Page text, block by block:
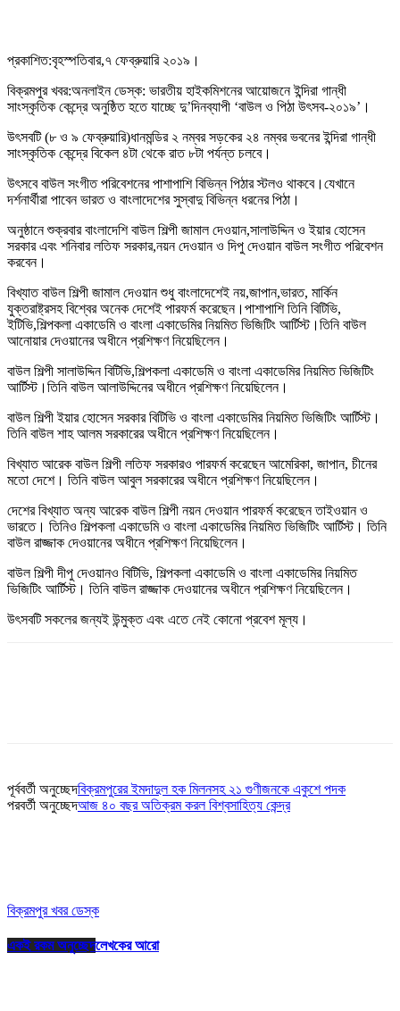
প্রকাশিত:বৃহস্পতিবার,৭ ফেব্রুয়ারি ২০১৯।
বিক্রমপুর খবর:অনলাইন ডেস্ক: ভারতীয় হাইকমিশনের আয়োজনে ইন্দিরা গান্ধী
সাংস্কৃতিক কেন্দ্রে অনুষ্ঠিত হতে যাচ্ছে দু’দিনব্যাপী ‘বাউল ও পিঠা উৎসব-২০১৯’।
উৎসবটি (৮ ও ৯ ফেব্রুয়ারি)ধানমন্ডির ২ নম্বর সড়কের ২৪ নম্বর ভবনের ইন্দিরা গান্ধী
সাংস্কৃতিক কেন্দ্রে বিকেল ৪টা থেকে রাত ৮টা পর্যন্ত চলবে।
উৎসবে বাউল সংগীত পরিবেশনের পাশাপাশি বিভিন্ন পিঠার স্টলও থাকবে।যেখানে
দর্শনার্থীরা পাবেন ভারত ও বাংলাদেশের সুস্বাদু বিভিন্ন ধরনের পিঠা।
অনুষ্ঠানে শুক্রবার বাংলাদেশি বাউল শিল্পী জামাল দেওয়ান,সালাউদ্দিন ও ইয়ার হোসেন
সরকার এবং শনিবার লতিফ সরকার,নয়ন দেওয়ান ও দিপু দেওয়ান বাউল সংগীত পরিবেশন
করবেন।
বিখ্যাত বাউল শিল্পী জামাল দেওয়ান শুধু বাংলাদেশেই নয়,জাপান,ভারত, মার্কিন
যুক্তরাষ্ট্রসহ বিশ্বের অনেক দেশেই পারফর্ম করেছেন।পাশাপাশি তিনি বিটিভি,
ইটিভি,শিল্পকলা একাডেমি ও বাংলা একাডেমির নিয়মিত ভিজিটিং আর্টিস্ট।তিনি বাউল
আনোয়ার দেওয়ানের অধীনে প্রশিক্ষণ নিয়েছিলেন।
বাউল শিল্পী সালাউদ্দিন বিটিভি,শিল্পকলা একাডেমি ও বাংলা একাডেমির নিয়মিত ভিজিটিং
আর্টিস্ট।তিনি বাউল আলাউদ্দিনের অধীনে প্রশিক্ষণ নিয়েছিলেন।
বাউল শিল্পী ইয়ার হোসেন সরকার বিটিভি ও বাংলা একাডেমির নিয়মিত ভিজিটিং আর্টিস্ট।
তিনি বাউল শাহ আলম সরকারের অধীনে প্রশিক্ষণ নিয়েছিলেন।
বিখ্যাত আরেক বাউল শিল্পী লতিফ সরকারও পারফর্ম করেছেন আমেরিকা, জাপান, চীনের
মতো দেশে। তিনি বাউল আবুল সরকারের অধীনে প্রশিক্ষণ নিয়েছিলেন।
দেশের বিখ্যাত অন্য আরেক বাউল শিল্পী নয়ন দেওয়ান পারফর্ম করেছেন তাইওয়ান ও
ভারতে। তিনিও শিল্পকলা একাডেমি ও বাংলা একাডেমির নিয়মিত ভিজিটিং আর্টিস্ট। তিনি
বাউল রাজ্জাক দেওয়ানের অধীনে প্রশিক্ষণ নিয়েছিলেন।
বাউল শিল্পী দীপু দেওয়ানও বিটিভি, শিল্পকলা একাডেমি ও বাংলা একাডেমির নিয়মিত
ভিজিটিং আর্টিস্ট। তিনি বাউল রাজ্জাক দেওয়ানের অধীনে প্রশিক্ষণ নিয়েছিলেন।
উৎসবটি সকলের জন্যই উন্মুক্ত এবং এতে নেই কোনো প্রবেশ মূল্য।
পূর্ববর্তী অনুচ্ছেদবিক্রমপুরের ইমদাদুল হক মিলনসহ ২১ গুণীজনকে একুশে পদক
পরবর্তী অনুচ্ছেদআজ ৪০ বছর অতিক্রম করল বিশ্বসাহিত্য কেন্দ্র
বিক্রমপুর খবর ডেস্ক
একই রকম অনুচ্ছেদলেখকের আরো